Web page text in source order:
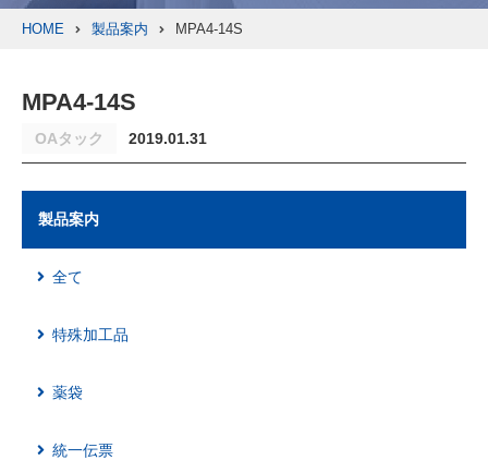
HOME 製品案内 MPA4-14S
MPA4-14S
OAタック 2019.01.31
製品案内
全て
特殊加工品
薬袋
統一伝票